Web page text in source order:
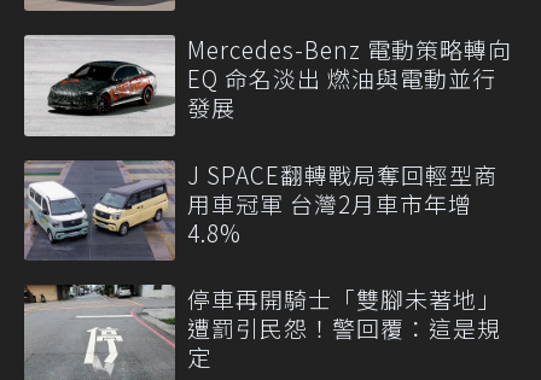
Mercedes-Benz 電動策略轉向
EQ 命名淡出 燃油與電動並行
發展
J SPACE翻轉戰局奪回輕型商
用車冠軍 台灣2月車市年增
4.8%
停車再開騎士「雙腳未著地」
遭罰引民怨！警回覆：這是規
定